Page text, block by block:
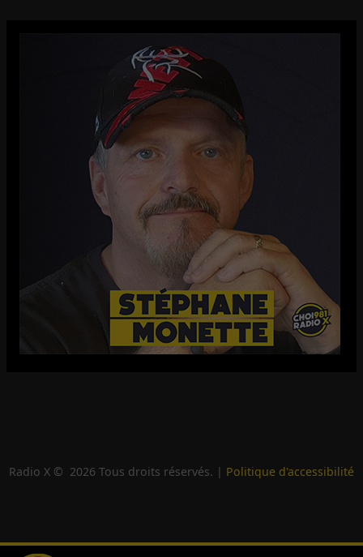
Radio X © 2026 Tous droits réservés. | Politique d'accessibilité